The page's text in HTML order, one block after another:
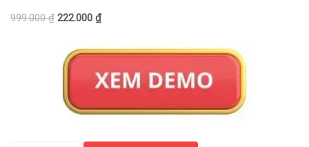
999.000₫ 222.000 ₫